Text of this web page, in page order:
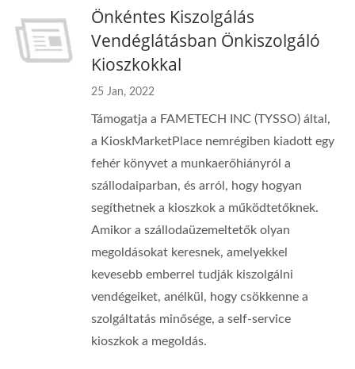
Önkéntes Kiszolgálás
Vendéglátásban Önkiszolgáló
Kioszkokkal
25 Jan, 2022
Támogatja a FAMETECH INC (TYSSO) által,
a KioskMarketPlace nemrégiben kiadott egy
fehér könyvet a munkaerőhiányról a
szállodaiparban, és arról, hogy hogyan
segíthetnek a kioszkok a működtetőknek.
Amikor a szállodaüzemeltetők olyan
megoldásokat keresnek, amelyekkel
kevesebb emberrel tudják kiszolgálni
vendégeiket, anélkül, hogy csökkenne a
szolgáltatás minősége, a self-service
kioszkok a megoldás.